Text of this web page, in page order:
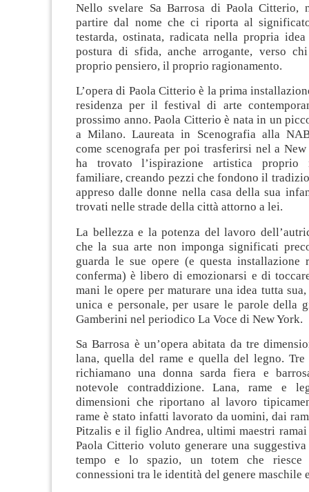
Nello svelare Sa Barrosa di Paola Citterio,
partire dal nome che ci riporta al
testarda, ostinata, radicata nella propria
postura di sfida, anche arrogante, verso
proprio pensiero, il proprio ragionamento.
L’opera di Paola Citterio è la prima
residenza per il festival di arte
prossimo anno. Paola Citterio è nata in un
a Milano. Laureata in Scenografia alla
come scenografa per poi trasferirsi nel a
ha trovato l’ispirazione artistica
familiare, creando pezzi che fondono il
appreso dalle donne nella casa della sua
trovati nelle strade della città attorno a lei.
La bellezza e la potenza del lavoro
che la sua arte non imponga significati
guarda le sue opere (e questa installazione
conferma) è libero di emozionarsi e di
mani le opere per maturare una idea tutta sua,
unica e personale, per usare le parole della
Gamberini nel periodico La Voce di New York.
Sa Barrosa è un’opera abitata da tre
lana, quella del rame e quella del legno. Tre
richiamano una donna sarda fiera e
notevole contraddizione. Lana, rame e
dimensioni che riportano al lavoro
rame è stato infatti lavorato da uomini, dai
Pitzalis e il figlio Andrea, ultimi maestri ramai
Paola Citterio voluto generare una
tempo e lo spazio, un totem che riesce
connessioni tra le identità del genere maschile